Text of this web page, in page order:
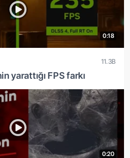
0:18
11.3B
yarattığı FPS farkı
0:20